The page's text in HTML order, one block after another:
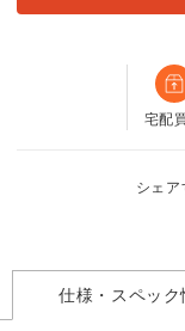
宅配
シェア
仕様・スペック